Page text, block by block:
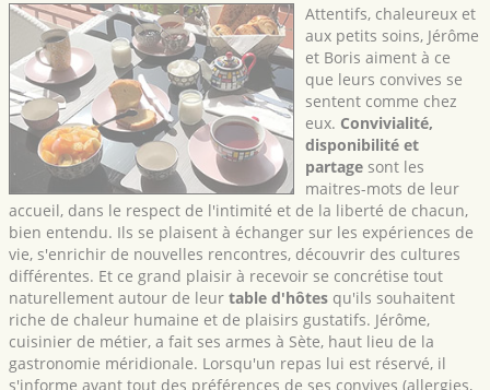
Attentifs, chaleureux et
aux petits soins, Jérôme
et Boris aiment à ce
que leurs convives se
sentent comme chez
eux. Convivialité,
disponibilité et
partage sont les
maitres-mots de leur
accueil, dans le respect de l'intimité et de la liberté de chacun,
bien entendu. Ils se plaisent à échanger sur les expériences de
vie, s'enrichir de nouvelles rencontres, découvrir des cultures
différentes. Et ce grand plaisir à recevoir se concrétise tout
naturellement autour de leur table d'hôtes qu'ils souhaitent
riche de chaleur humaine et de plaisirs gustatifs. Jérôme,
cuisinier de métier, a fait ses armes à Sète, haut lieu de la
gastronomie méridionale. Lorsqu'un repas lui est réservé, il
s'informe avant tout des préférences de ses convives (allergies,